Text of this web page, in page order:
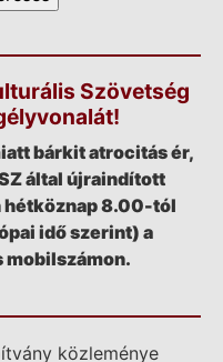
Szövetség
bárkit atrocitás ér,
által újraindított
hétköznap 8.00-tól
idő szerint) a
közleménye